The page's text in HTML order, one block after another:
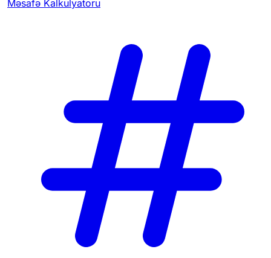
Məsafə Kalkulyatoru